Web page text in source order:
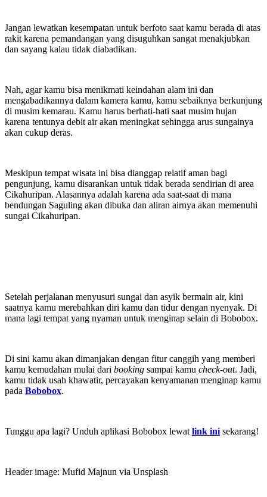
Jangan lewatkan kesempatan untuk berfoto saat kamu berada di atas
rakit karena pemandangan yang disuguhkan sangat menakjubkan
dan sayang kalau tidak diabadikan.
Nah, agar kamu bisa menikmati keindahan alam ini dan
mengabadikannya dalam kamera kamu, kamu sebaiknya berkunjung
di musim kemarau. Kamu harus berhati-hati saat musim hujan
karena tentunya debit air akan meningkat sehingga arus sungainya
akan cukup deras.
Meskipun tempat wisata ini bisa dianggap relatif aman bagi
pengunjung, kamu disarankan untuk tidak berada sendirian di area
Cikahuripan. Alasannya adalah karena ada saat-saat di mana
bendungan Saguling akan dibuka dan aliran airnya akan memenuhi
sungai Cikahuripan.
Setelah perjalanan menyusuri sungai dan asyik bermain air, kini
saatnya kamu merebahkan diri kamu dan tidur dengan nyenyak. Di
mana lagi tempat yang nyaman untuk menginap selain di Bobobox.
Di sini kamu akan dimanjakan dengan fitur canggih yang memberi
kamu kemudahan mulai dari booking sampai kamu check-out. Jadi,
kamu tidak usah khawatir, percayakan kenyamanan menginap kamu
pada Bobobox.
Tunggu apa lagi? Unduh aplikasi Bobobox lewat link ini sekarang!
Header image: Mufid Majnun via Unsplash